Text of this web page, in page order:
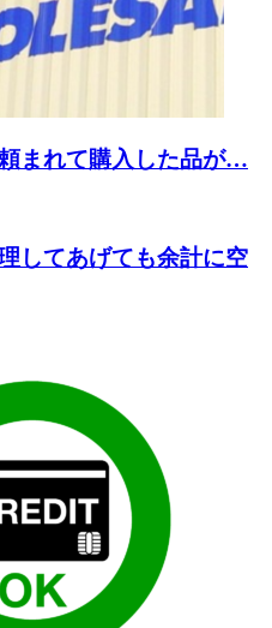
まれて購入した品が…
してあげても余計に空